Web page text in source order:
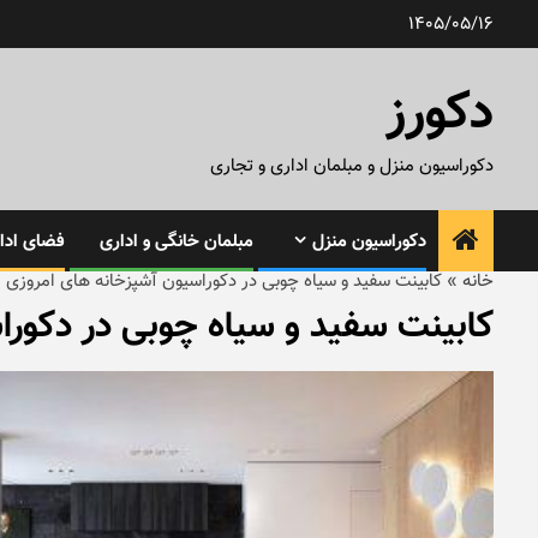
1405/05/16
دکورز
دکوراسیون منزل و مبلمان اداری و تجاری
دکوراسیون منزل مبلمان خانگی و اداری فضای
خانه » کابینت سفید و سیاه چوبی در دکوراسیون آشپزخانه های امروزی
کابینت سفید و سیاه چوبی در